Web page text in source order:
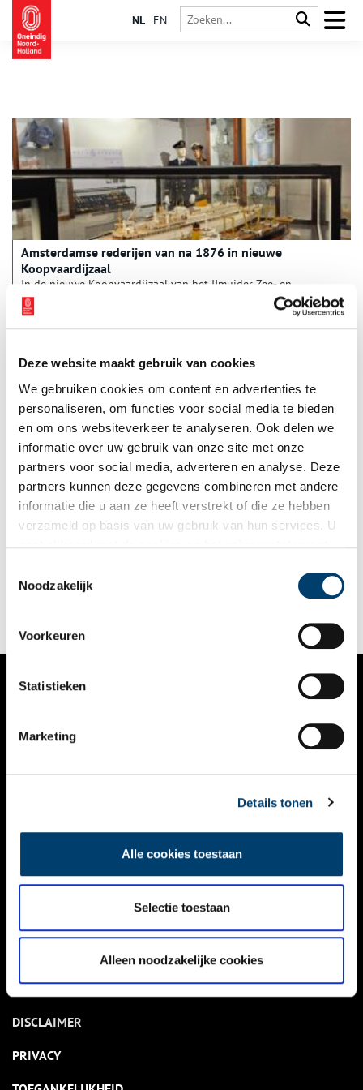
Deze website maakt gebruik van cookies
We gebruiken cookies om content en advertenties te
personaliseren, om functies voor social media te bieden
en om ons websiteverkeer te analyseren. Ook delen we
informatie over uw gebruik van onze site met onze
partners voor social media, adverteren en analyse. Deze
partners kunnen deze gegevens combineren met andere
informatie die u aan ze heeft verstrekt of die ze hebben
verzameld op basis van uw gebruik van hun services. U
Noodzakelijk
Voorkeuren
Statistieken
Marketing
Details tonen
Alle cookies toestaan
Selectie toestaan
Alleen noodzakelijke cookies
NL EN
Amsterdamse rederijen van na 1876 in nieuwe
Koopvaardijzaal
In de nieuwe Koopvaardijzaal van het IJmuider Zee- en
Havenmuseum is met ingang van zaterdag 18 januari een
langlopende expositie te zien over 11 Amsterdamse rederijen
na 1876.
Waar emigranten op doorreis een wasbeurt kregen
Om te voorkomen dat emigranten Zuid-Amerika vanwege
slechte hygiëne niet in mochten, controleerde de Koninklijke
Samen met het Lloyd Hotel was dit het visitekaartje van de
rederij.
NIEUWS
KALENDER
ACTIVITEITEN
NIEUWSBRIEF
DISCLAIMER
PRIVACY